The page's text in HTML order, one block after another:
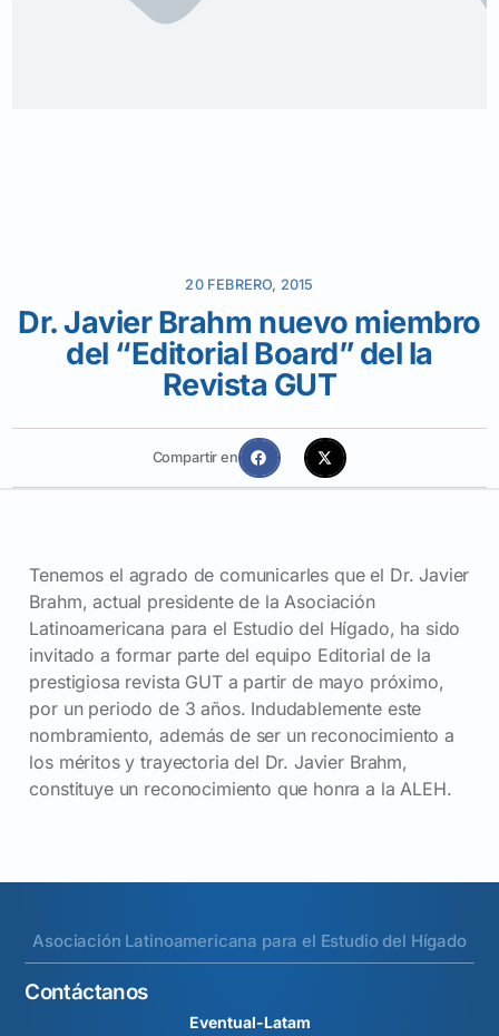
20 FEBRERO, 2015
Dr. Javier Brahm nuevo miembro
del “Editorial Board” del la
Revista GUT
Compartir en
Tenemos el agrado de comunicarles que el Dr. Javier
Brahm, actual presidente de la Asociación
Latinoamericana para el Estudio del Hígado, ha sido
invitado a formar parte del equipo Editorial de la
prestigiosa revista GUT a partir de mayo próximo,
por un periodo de 3 años. Indudablemente este
nombramiento, además de ser un reconocimiento a
los méritos y trayectoria del Dr. Javier Brahm,
constituye un reconocimiento que honra a la ALEH.
Asociación Latinoamericana para el Estudio del Hígado
Contáctanos
Eventual-Latam